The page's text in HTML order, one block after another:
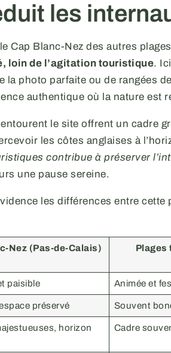
les
Cap Blanc-Nez des autres
loin de l’agitation touristique.
la photo parfaite ou de rangées
authentique où la nature est
le site offrent un cadre
les côtes anglaises à
contribue à préserver
une pause sereine.
les différences entre cette
Nez (Pas-de-Calais) Plages
paisible Animée et
préservé Souvent
horizon
Cadre